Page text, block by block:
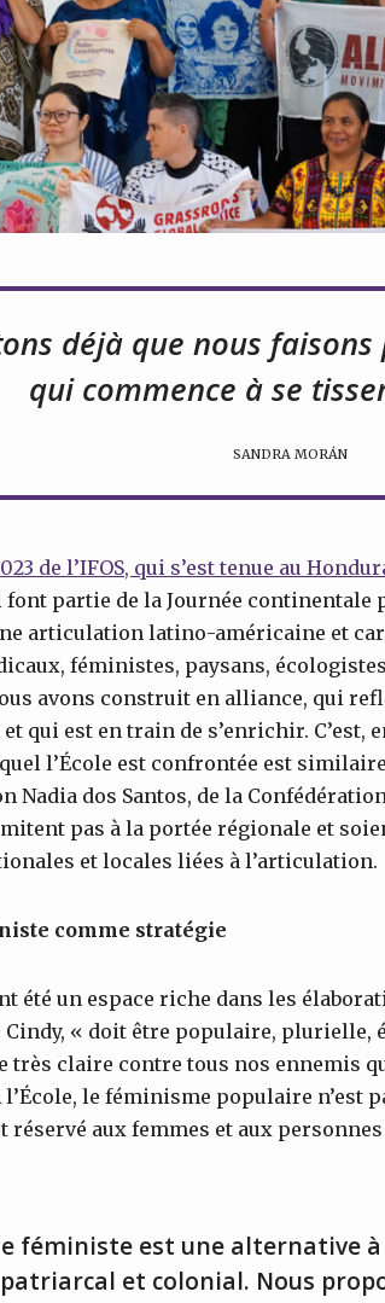
déjà que nous
qui commence à se
SANDRA MORÁN
de l’IFOS, qui s’est tenue au
partie de la Journée continentale
articulation latino-américaine et
féministes, paysans,
avons construit en alliance, qui
qui est en train de s’enrichir. C’est,
l’École est confrontée est
Nadia dos Santos, de la
pas à la portée régionale et
et locales liées à l’articulation.
comme stratégie
été un espace riche dans les
Cindy, « doit être populaire, plurielle,
très claire contre tous nos ennemis
l’École, le féminisme populaire n’est
réservé aux femmes et aux
féministe est une alternative
et colonial. Nous